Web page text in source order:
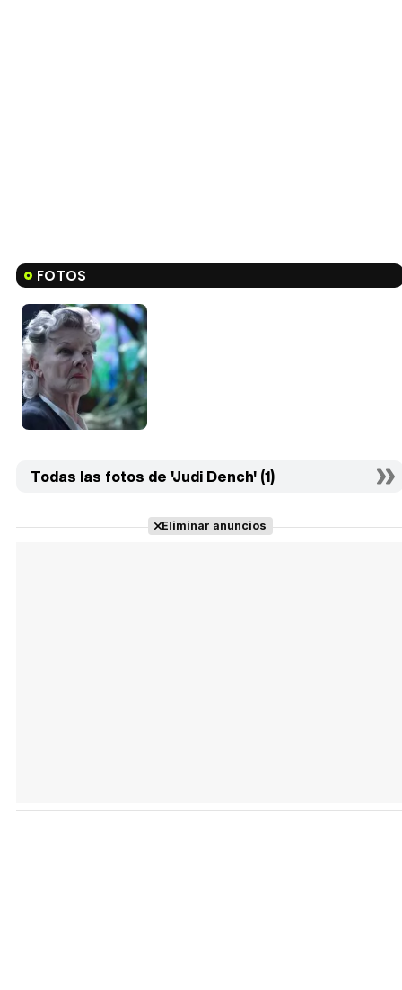
FOTOS
Todas las fotos de 'Judi Dench' (1)
Eliminar anuncios